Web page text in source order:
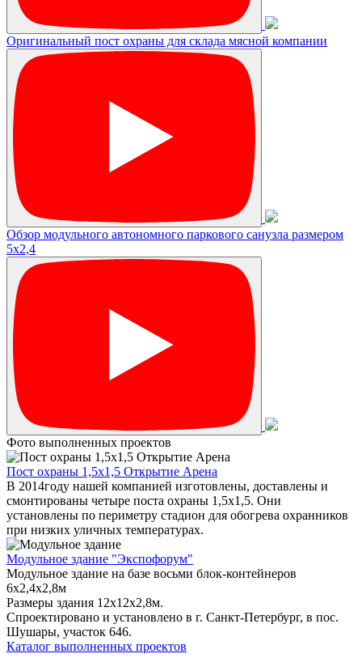
Оригинальный пост охраны для склада мясной компании
Обзор модульного автономного паркового санузла размером
5х2,4
Фото выполненных проектов
Пост охраны 1,5х1,5 Открытие Арена
В 2014году нашей компанией изготовлены, доставлены и
смонтированы четыре поста охраны 1,5х1,5. Они
установлены по периметру стадион для обогрева охранников
при низких уличных температурах.
Модульное здание "Экспофорум"
Модульное здание на базе восьми блок-контейнеров
6x2,4x2,8м
Размеры здания 12х12х2,8м.
Спроектировано и установлено в г. Санкт-Петербург, в пос.
Шушары, участок 646.
Каталог выполненных проектов